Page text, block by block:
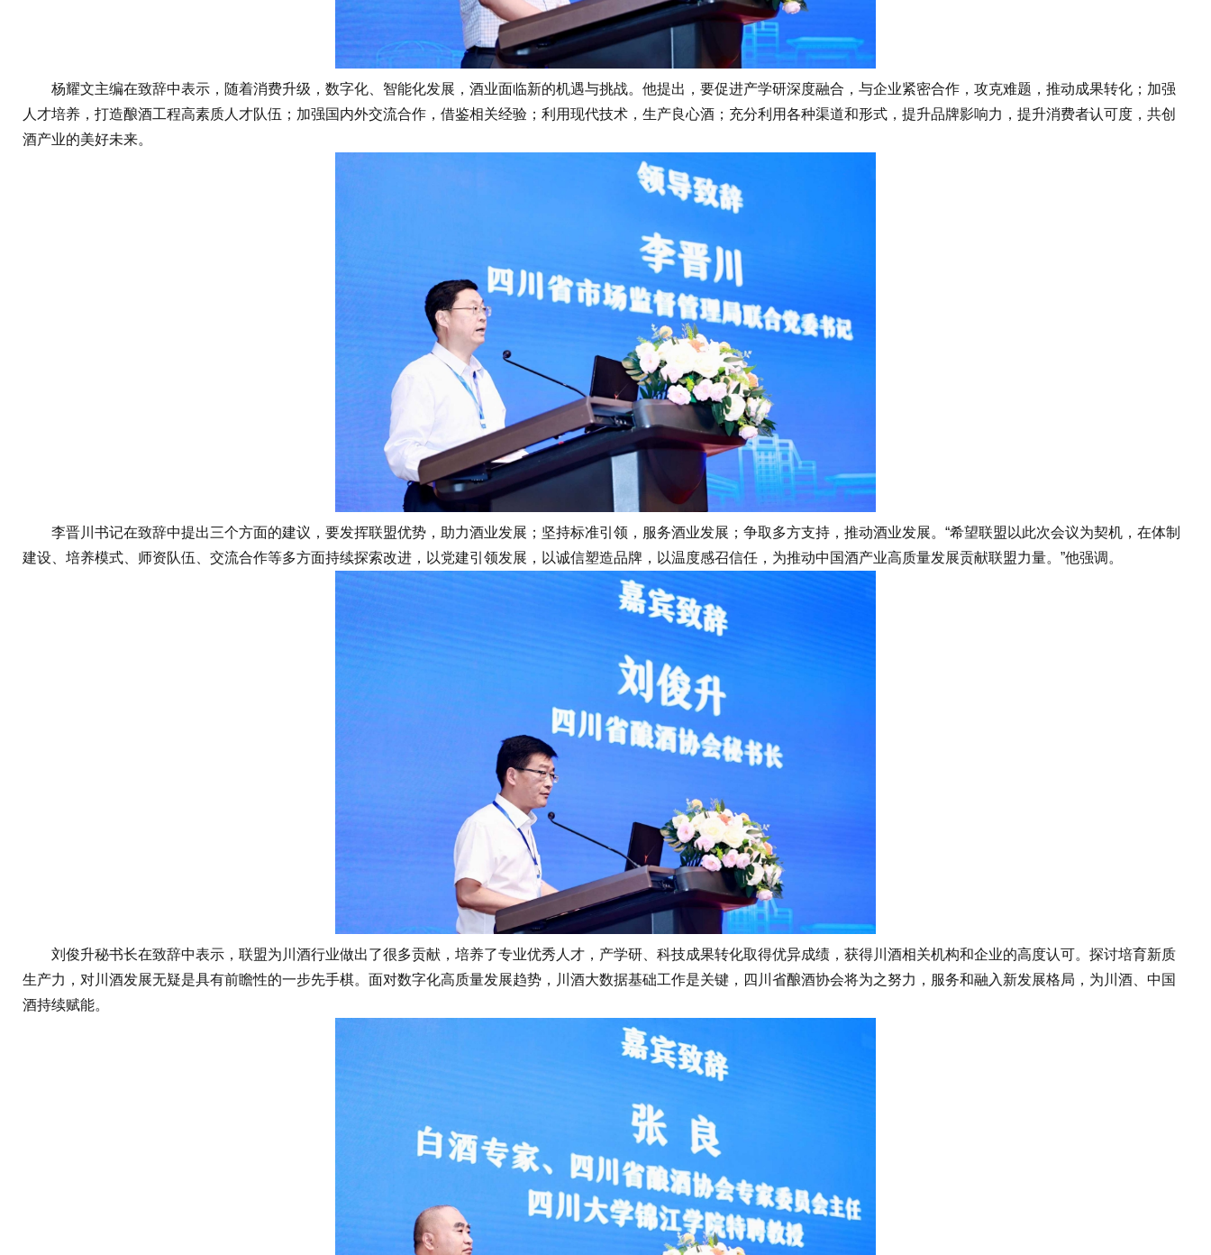
杨耀文主编在致辞中表示，随着消费升级，数字化、智能化发展，酒业面临新的机遇与挑战。他提出，要促进产学研深度融合，与企业紧密合作，攻克难题，推动成果转化；加强
人才培养，打造酿酒工程高素质人才队伍；加强国内外交流合作，借鉴相关经验；利用现代技术，生产良心酒；充分利用各种渠道和形式，提升品牌影响力，提升消费者认可度，共创
酒产业的美好未来。
李晋川书记在致辞中提出三个方面的建议，要发挥联盟优势，助力酒业发展；坚持标准引领，服务酒业发展；争取多方支持，推动酒业发展。“希望联盟以此次会议为契机，在体制
建设、培养模式、师资队伍、交流合作等多方面持续探索改进，以党建引领发展，以诚信塑造品牌，以温度感召信任，为推动中国酒产业高质量发展贡献联盟力量。”他强调。
刘俊升秘书长在致辞中表示，联盟为川酒行业做出了很多贡献，培养了专业优秀人才，产学研、科技成果转化取得优异成绩，获得川酒相关机构和企业的高度认可。探讨培育新质
生产力，对川酒发展无疑是具有前瞻性的一步先手棋。面对数字化高质量发展趋势，川酒大数据基础工作是关键，四川省酿酒协会将为之努力，服务和融入新发展格局，为川酒、中国
酒持续赋能。